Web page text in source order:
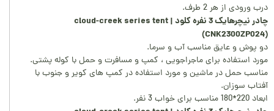
درب ورودی از هر 2 طرف.
چادر نیچرهایک 3 نفره کلود | cloud-creek series tent
(CNK2300ZP024)
دو پوش و عایق مناسب آب و سرما.
مورد استفاده برای ماجراجویی ، کمپ و مسافرت و حمل با کوله پشتی.
مناسب حمل در ماشین و مورد استفاده در کمپ های کویر و جنوب با
آفتاب سوزان.
ابعاد 220*180 مناسب برای خواب 3 نفر.